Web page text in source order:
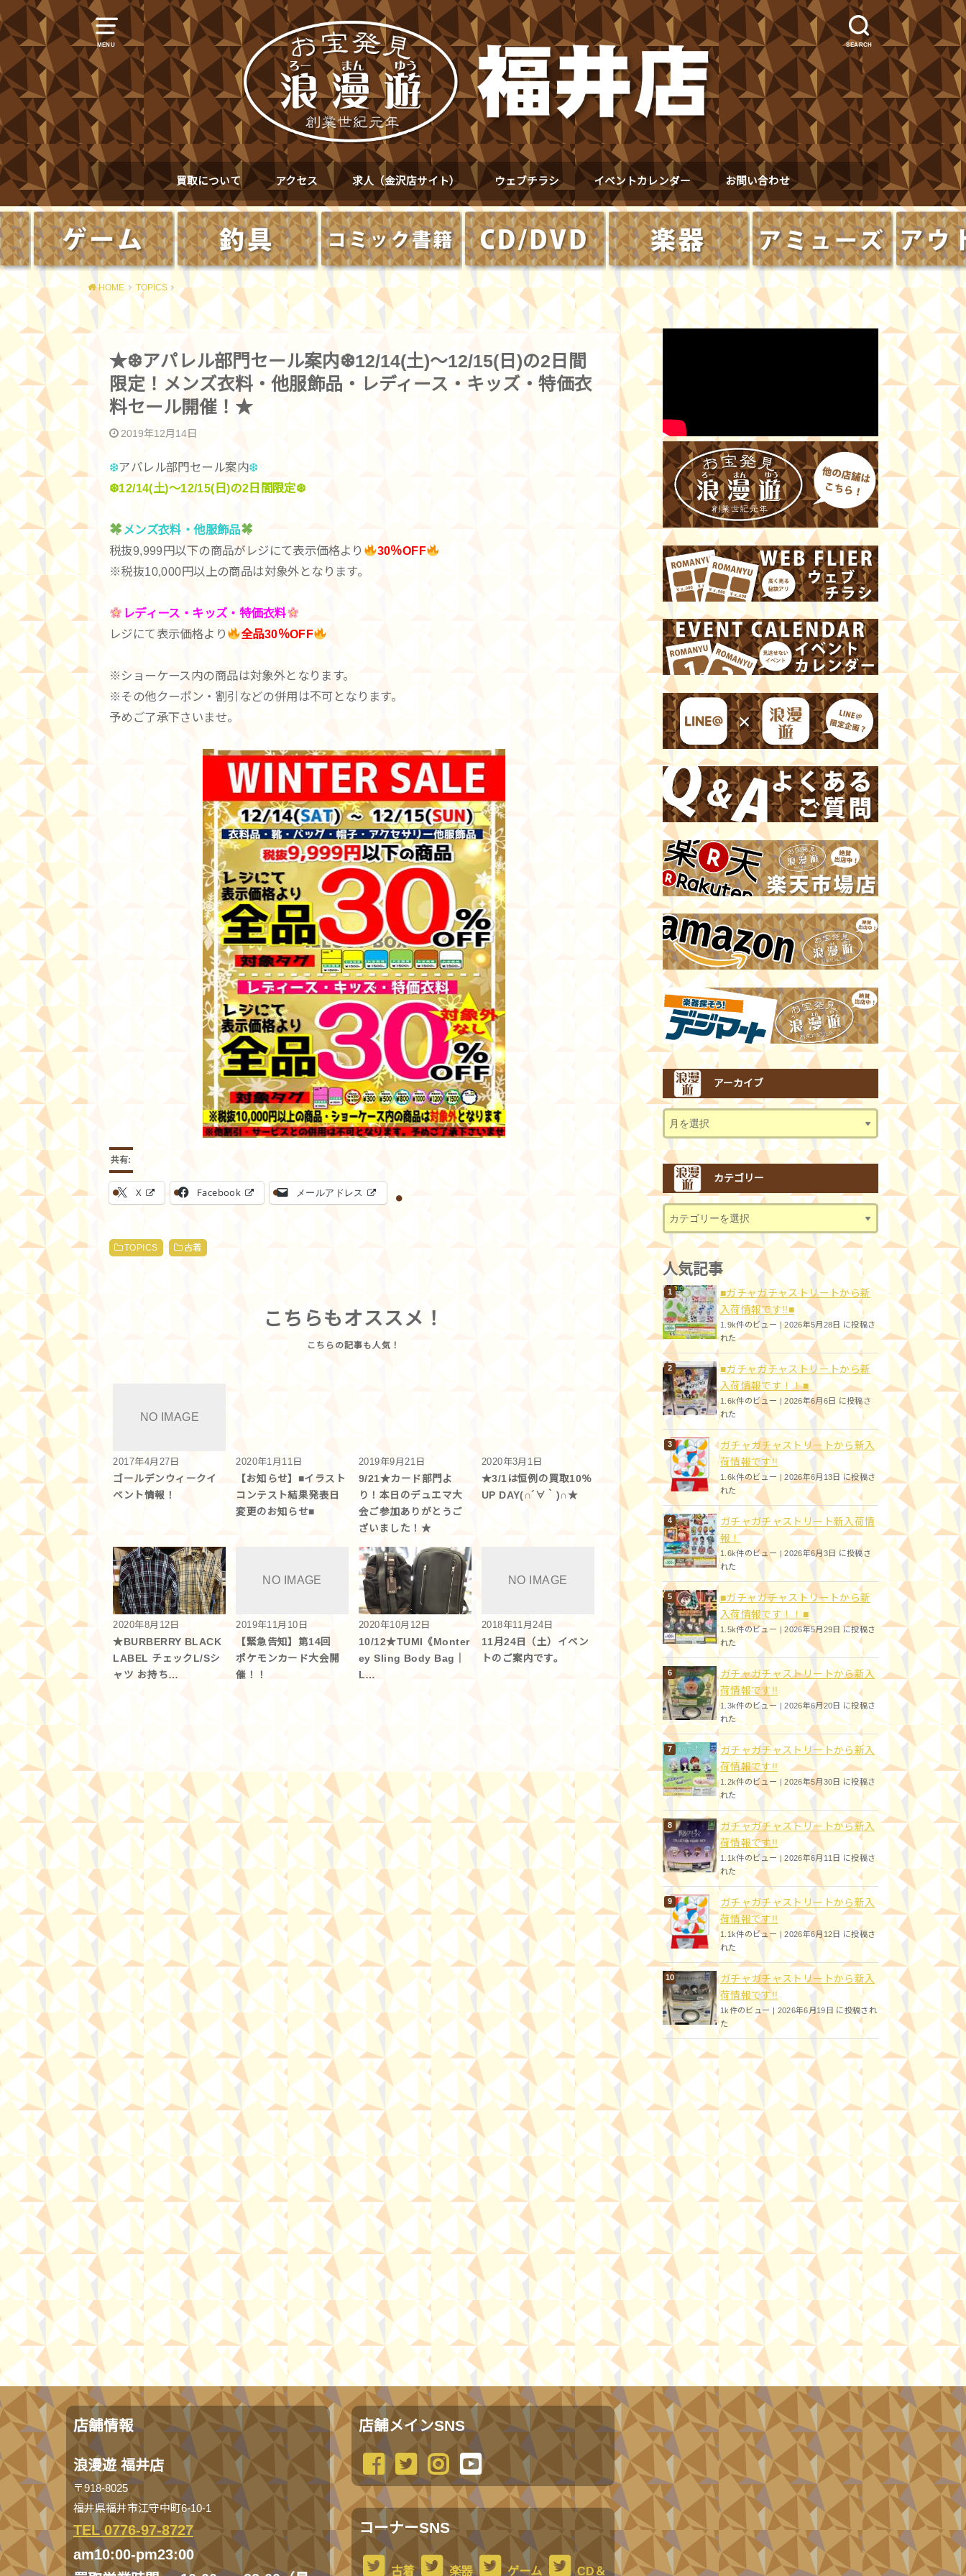
MENU SEARCH
買取について アクセス 求人（金沢店サイト） ウェブチラシ イベントカレンダー お問い合わせ
HOME TOPICS
★❆アパレル部門セール案内❆12/14(土)～12/15(日)の2日間
限定！メンズ衣料・他服飾品・レディース・キッズ・特価衣
料セール開催！★
2019年12月14日
❆アパレル部門セール案内❆
❆12/14(土)～12/15(日)の2日間限定❆
メンズ衣料・他服飾品
税抜9,999円以下の商品がレジにて表示価格より
30％OFF
※税抜10,000円以上の商品は対象外となります。
レディース・キッズ・特価衣料
レジにて表示価格より
全品30％OFF
※ショーケース内の商品は対象外となります。
※その他クーポン・割引などの併用は不可となります。
予めご了承下さいませ。
共有:
X Facebook メールアドレス
TOPICS 古着
こちらもオススメ！
2017年4月27日
ゴールデンウィークイ
ベント情報！
2020年1月11日
【お知らせ】■イラスト
コンテスト結果発表日
変更のお知らせ■
2019年9月21日
9/21★カード部門よ
り！本日のデュエマ大
会ご参加ありがとうご
ざいました！★
2020年3月1日
★3/1は恒例の買取10％
UP DAY(∩´∀｀)∩★
2020年8月12日
★BURBERRY BLACK
LABEL チェックL/Sシ
ャツ お持ち…
2019年11月10日
【緊急告知】第14回
ポケモンカード大会開
催！！
2020年10月12日
10/12★TUMI《Monter
ey Sling Body Bag｜
L…
2018年11月24日
11月24日（土）イベン
トのご案内です。
アーカイブ
カテゴリー
人気記事
■ガチャガチャストリートから新
入荷情報です!!■
1.9k件のビュー|2026年5月28日 に投稿さ
れた
■ガチャガチャストリートから新
入荷情報です！！■
1.6k件のビュー |2026年6月6日 に投稿さ
れた
ガチャガチャストリートから新入
荷情報です!!
1.6k件のビュー|2026年6月13日 に投稿さ
れた
ガチャガチャストリート新入荷情
報！
1.6k件のビュー |2026年6月3日 に投稿さ
れた
■ガチャガチャストリートから新
入荷情報です！！■
1.5k件のビュー |2026年5月29日 に投稿さ
れた
ガチャガチャストリートから新入
荷情報です!!
1.3k件のビュー|2026年6月20日 に投稿さ
れた
ガチャガチャストリートから新入
荷情報です!!
1.2k件のビュー |2026年5月30日 に投稿さ
れた
ガチャガチャストリートから新入
荷情報です!!
1.1k件のビュー|2026年6月11日 に投稿さ
れた
ガチャガチャストリートから新入
荷情報です!!
1.1k件のビュー |2026年6月12日 に投稿さ
れた
ガチャガチャストリートから新入
荷情報です!!
1k件のビュー |2026年6月19日 に投稿され
た
店舗情報
浪漫遊 福井店
〒918-8025
福井県福井市江守中町6-10-1
TEL 0776-97-8727
am10:00-pm23:00
店舗メインSNS
コーナーSNS
古着 楽器 ゲーム CD＆